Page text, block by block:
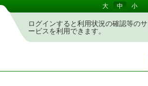
大 中 小
ログインすると利用状況の確認等のサ
ービスを利用できます。